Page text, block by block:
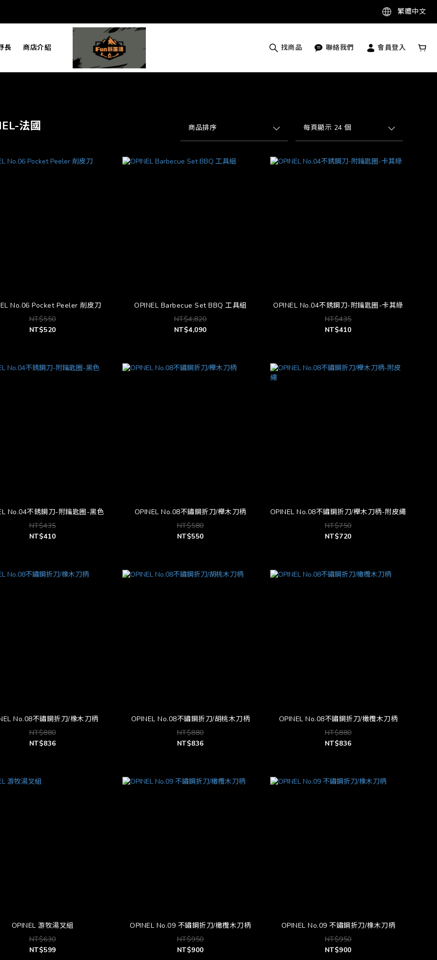
繁體中文
長 商店介紹 找商品 聯絡我們 會員登入
法國 商品排序 每頁顯示 24 個
No.06 Pocket Peeler 削皮刀
NT$550
NT$520
OPINEL Barbecue Set BBQ 工具組
NT$4,820
NT$4,090
OPINEL No.04不銹鋼刀-附鑰匙圈-卡其綠
NT$435
NT$410
No.04不銹鋼刀-附鑰匙圈-黑色
NT$435
NT$410
OPINEL No.08不鏽鋼折刀/櫸木刀柄
NT$580
NT$550
OPINEL No.08不鏽鋼折刀/櫸木刀柄-附皮繩
NT$750
NT$720
No.08不鏽鋼折刀/橡木刀柄
NT$880
NT$836
OPINEL No.08不鏽鋼折刀/胡桃木刀柄
NT$880
NT$836
OPINEL No.08不鏽鋼折刀/橄欖木刀柄
NT$880
NT$836
OPINEL 游牧湯叉組
NT$630
NT$599
OPINEL No.09 不鏽鋼折刀/橄欖木刀柄
NT$950
NT$900
OPINEL No.09 不鏽鋼折刀/橡木刀柄
NT$950
NT$900